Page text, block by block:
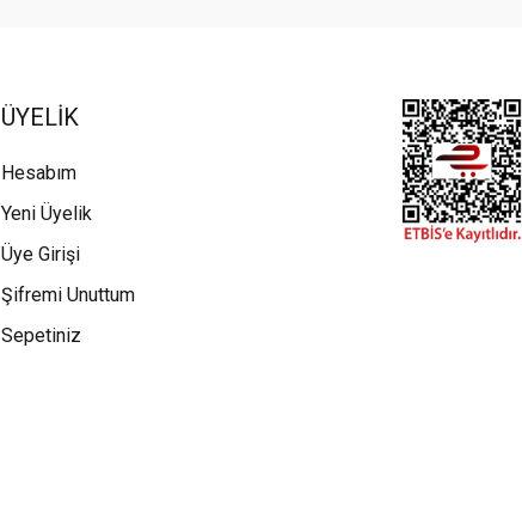
ÜYELİK
Hesabım
Yeni Üyelik
Üye Girişi
Şifremi Unuttum
Sepetiniz